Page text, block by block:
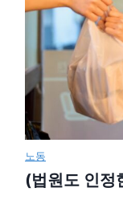
노동
(법원도 인정